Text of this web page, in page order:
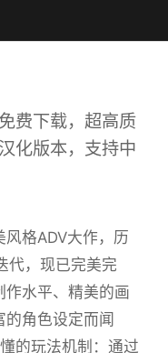
费下载，超高质
化版本，支持中
风格ADV大作，历
代，现已完美完
水平、精美的画
角色设定而闻
的玩法机制：通过